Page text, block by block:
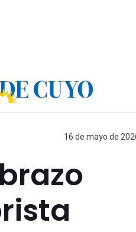
16 de mayo de